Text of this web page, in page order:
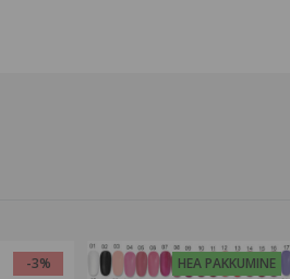
-3%
HEA PAKKUMINE